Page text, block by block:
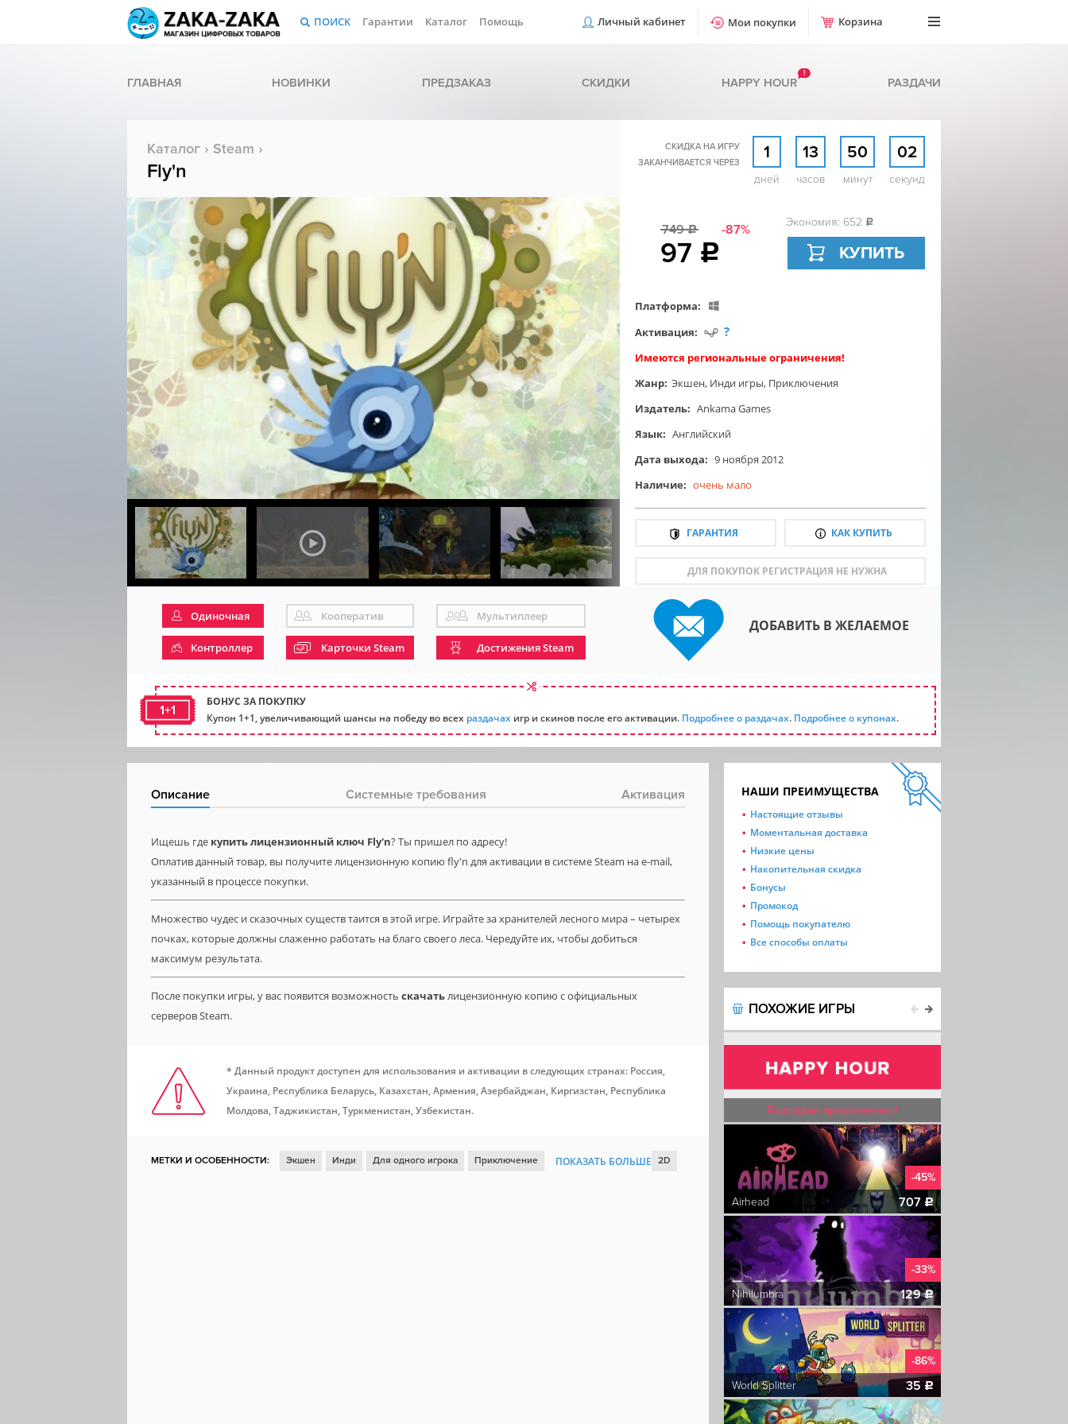
ПОИСК Гарантии Каталог Помощь Личный кабинет Мои покупки Корзина
ГЛАВНАЯ НОВИНКИ ПРЕДЗАКАЗ СКИДКИ HAPPY HOUR
!
РАЗДАЧИ
Каталог › Steam ›
Fly'n
СКИДКА НА ИГРУ
ЗАКАНЧИВАЕТСЯ ЧЕРЕЗ
1
дней
13
часов
50
минут
01
секунд
749c -87%
97 c
Экономия: 652 c
КУПИТЬ
Платформа:
Активация:
?
Имеются региональные ограничения!
Жанр: Экшен, Инди игры, Приключения
Издатель: Ankama Games
Язык: Английский
Дата выхода: 9 ноября 2012
Наличие: очень мало
ГАРАНТИЯ КАК КУПИТЬ
ДЛЯ ПОКУПОК РЕГИСТРАЦИЯ НЕ НУЖНА
Одиночная Кооператив Мультиплеер
Контроллер Карточки Steam Достижения Steam
ДОБАВИТЬ В ЖЕЛАЕМОЕ
1+1
БОНУС ЗА ПОКУПКУ
Купон 1+1, увеличивающий шансы на победу во всех раздачах игр и скинов после его активации. Подробнее о раздачах. Подробнее о купонах.
Описание Системные требования Активация
Ищешь где купить лицензионный ключ Fly'n? Ты пришел по адресу!
Оплатив данный товар, вы получите лицензионную копию fly'n для активации в системе Steam на e-mail,
указанный в процессе покупки.
Множество чудес и сказочных существ таится в этой игре. Играйте за хранителей лесного мира – четырех
почках, которые должны слаженно работать на благо своего леса. Чередуйте их, чтобы добиться
максимум результата.
После покупки игры, у вас появится возможность скачатьлицензионную копию с официальных
серверов Steam.
* Данный продукт доступен для использования и активации в следующих странах: Россия,
Украина, Республика Беларусь, Казахстан, Армения, Азербайджан, Киргизстан, Республика
Молдова, Таджикистан, Туркменистан, Узбекистан.
МЕТКИ И ОСОБЕННОСТИ: Экшен Инди Для одного игрока Приключение ПОКАЗАТЬ БОЛЬШЕ 2D
НАШИ ПРЕИМУЩЕСТВА
Настоящие отзывы
Моментальная доставка
Низкие цены
Накопительная скидка
Бонусы
Промокод
Помощь покупателю
Все способы оплаты
ПОХОЖИЕ ИГРЫ
Выгодное предложение!
-45%
Airhead
707 c
-33%
Nihilumbra
129c
-86%
World Splitter
35 c